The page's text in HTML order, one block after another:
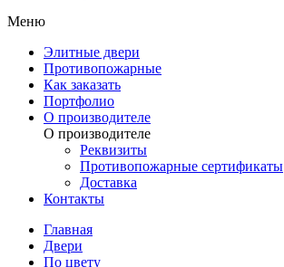
Меню
Элитные двери
Противопожарные
Как заказать
Портфолио
О производителе
О производителе
Реквизиты
Противопожарные сертификаты
Доставка
Контакты
Главная
Двери
По цвету